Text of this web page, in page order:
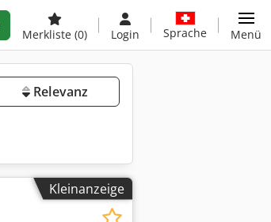
Merkliste (0) Login Sprache Menü
Relevanz
Kleinanzeige